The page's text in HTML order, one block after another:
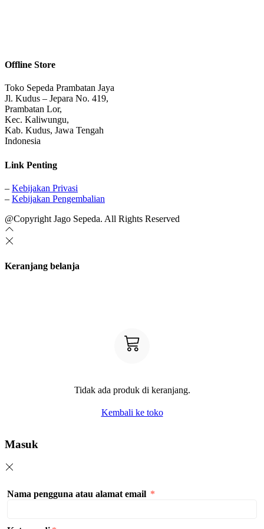
Offline Store
Toko Sepeda Prambatan Jaya
Jl. Kudus – Jepara No. 419,
Prambatan Lor,
Kec. Kaliwungu,
Kab. Kudus, Jawa Tengah
Indonesia
Link Penting
– Kebijakan Privasi
– Kebijakan Pengembalian
@Copyright Jago Sepeda. All Rights Reserved
Keranjang belanja
Tidak ada produk di keranjang.
Kembali ke toko
Masuk
Nama pengguna atau alamat email *